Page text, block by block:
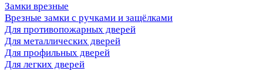
Замки врезные
Врезные замки с ручками и защёлками
Для противопожарных дверей
Для металлических дверей
Для профильных дверей
Для легких дверей